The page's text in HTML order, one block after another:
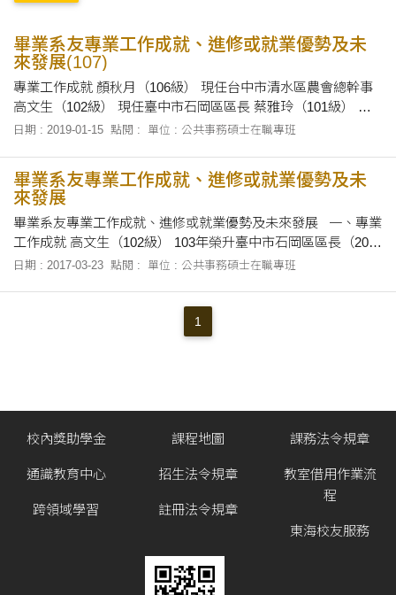
畢業系友專業工作成就、進修或就業優勢及未
來發展(107)
專業工作成就 顏秋月（106級） 現任台中市清水區農會總幹事
高文生（102級） 現任臺中市石岡區區長 蔡雅玲（101級） 台
中市議會第15、16屆議員、臺中市第一、二屆議員 陳杉根
員 曾朝榮（97級） 現任臺中市議會議員 陳廷秀（96級） 現任
臺中市議會議員 周清玉（93級） 財團法人關懷文教基金會董事
長、曾任彰化縣長、立法委員等 楊瓊瓔（93級） 現任立法委員
宋懷琳（93級） 現任南投市長 鍾銘山（90級） 雪霸國家公園
管理處處長退休 ---------------
日期 : 2019-01-15 點閱 : 單位 : 公共事務碩士在職專班
畢業系友專業工作成就、進修或就業優勢及未
來發展
畢業系友專業工作成就、進修或就業優勢及未來發展 一、專業
工作成就 高文生（102級） 103年榮升臺中市石岡區區長（2014
年12月25日） 蔡雅玲（101級） 現任臺中市議員
日期 : 2017-03-23 點閱 : 單位 : 公共事務碩士在職專班
1
校內獎助學金
通識教育中心
跨領域學習
課程地圖
招生法令規章
註冊法令規章
課務法令規章
教室借用作業流
程
東海校友服務